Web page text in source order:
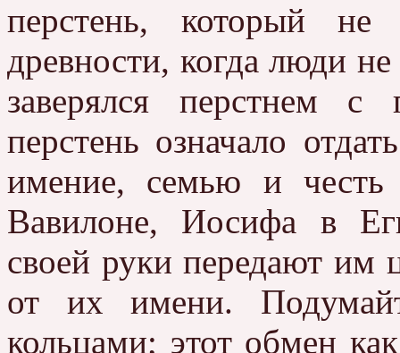
перстень, который
древности, когда люди
заверялся перстнем
перстень означало
имение, семью и
Вавилоне, Иосифа в
своей руки передают им
от их имени.
кольцами; этот обмен